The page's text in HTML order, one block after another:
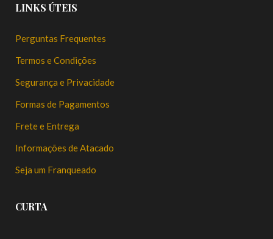
LINKS ÚTEIS
Perguntas Frequentes
Termos e Condições
Segurança e Privacidade
Formas de Pagamentos
Frete e Entrega
Informações de Atacado
Seja um Franqueado
CURTA